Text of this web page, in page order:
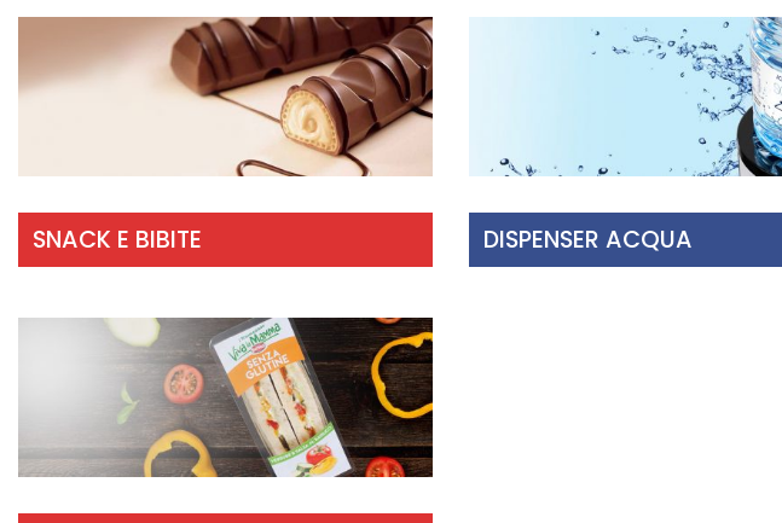
SNACK E BIBITE DISPENSER ACQUA